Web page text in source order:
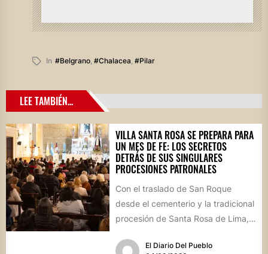
In #belgrano, #chalacea, #pilar
LEE TAMBIÉN...
VILLA SANTA ROSA SE PREPARA PARA
UN MES DE FE: LOS SECRETOS
DETRÁS DE SUS SINGULARES
PROCESIONES PATRONALES
Con el traslado de San Roque
desde el cementerio y la tradicional
procesión de Santa Rosa de Lima,
El Diario Del Pueblo